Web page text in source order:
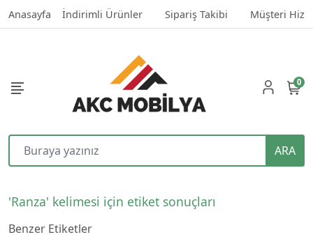
Anasayfa İndirimli Ürünler Sipariş Takibi Müşteri
ARA
0
'Ranza' kelimesi için etiket sonuçları
Benzer Etiketler